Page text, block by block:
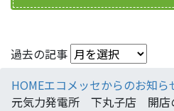
過去の記事
HOMEエコメッセからのお知ら
元気力発電所 下丸子店 開店